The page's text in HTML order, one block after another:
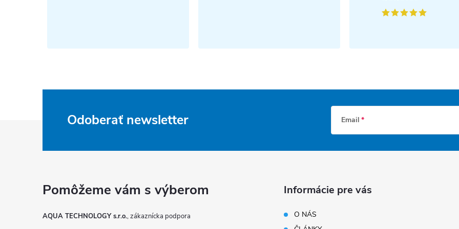
Odoberať newsletter Email
AQUA TECHNOLOGY s.r.o.
Informácie pre vás
O NÁS